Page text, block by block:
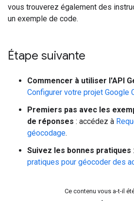
vous trouverez également des
un exemple de code.
Étape suivante
Commencer à utiliser l'API
Configurer votre projet Google
Premiers pas avec les
de réponses : accédez à
géocodage.
Suivez les bonnes pratiques
pratiques pour géocoder des
Ce contenu vous a-t-il